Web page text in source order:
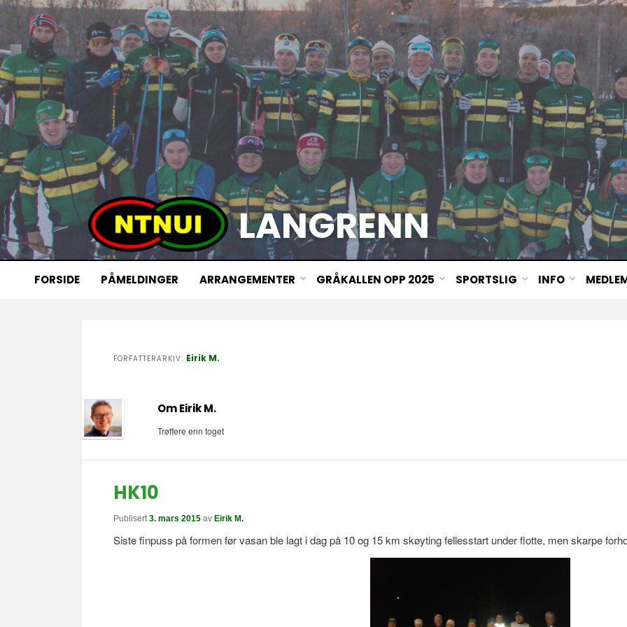
LANGRENN
FORSIDE PÅMELDINGER ARRANGEMENTER GRÅKALLEN OPP 2025 SPORTSLIG INFO
FORFATTERARKIV: Eirik M.
Om Eirik M.
Trøffere enn toget
HK10
Publisert 3. mars 2015 av Eirik M.
Siste finpuss på formen før vasan ble lagt i dag på 10 og 15 km skøyting fellesstart under flotte, men skarpe